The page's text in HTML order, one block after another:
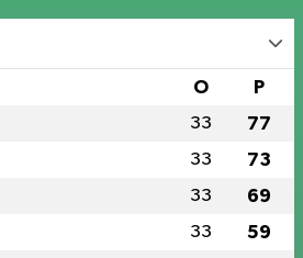
O P
33 77
33 73
33 69
33 59